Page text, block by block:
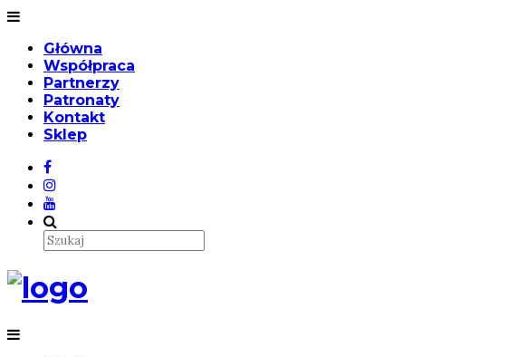
Główna
Współpraca
Partnerzy
Patronaty
Kontakt
Sklep